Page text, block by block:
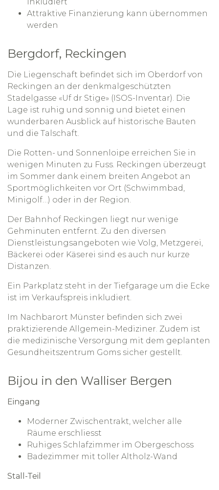
Attraktive Finanzierung kann übernommen
werden
Bergdorf, Reckingen
Die Liegenschaft befindet sich im Oberdorf von
Reckingen an der denkmalgeschützten
Stadelgasse «Uf dr Stige» (ISOS-Inventar). Die
Lage ist ruhig und sonnig und bietet einen
wunderbaren Ausblick auf historische Bauten
und die Talschaft.
Die Rotten- und Sonnenloipe erreichen Sie in
wenigen Minuten zu Fuss. Reckingen überzeugt
im Sommer dank einem breiten Angebot an
Sportmöglichkeiten vor Ort (Schwimmbad,
Minigolf…) oder in der Region.
Der Bahnhof Reckingen liegt nur wenige
Gehminuten entfernt. Zu den diversen
Dienstleistungsangeboten wie Volg, Metzgerei,
Bäckerei oder Käserei sind es auch nur kurze
Distanzen.
Ein Parkplatz steht in der Tiefgarage um die Ecke
ist im Verkaufspreis inkludiert.
Im Nachbarort Münster befinden sich zwei
praktizierende Allgemein-Mediziner. Zudem ist
die medizinische Versorgung mit dem geplanten
Gesundheitszentrum Goms sicher gestellt.
Bijou in den Walliser Bergen
Eingang
Moderner Zwischentrakt, welcher alle
Räume erschliesst
Ruhiges Schlafzimmer im Obergeschoss
Badezimmer mit toller Altholz-Wand
Stall-Teil